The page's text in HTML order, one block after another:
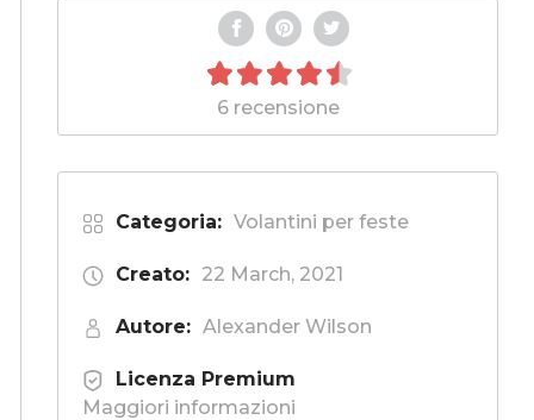
6 recensione
Categoria: Volantini per feste
Creato: 22 March, 2021
Autore: Alexander Wilson
Licenza Premium
Maggiori informazioni